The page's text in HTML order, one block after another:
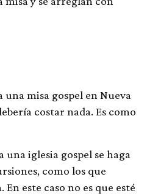
una misa gospel en Nueva
costar nada. Es como
iglesia gospel se haga
como los que
este caso no es que esté